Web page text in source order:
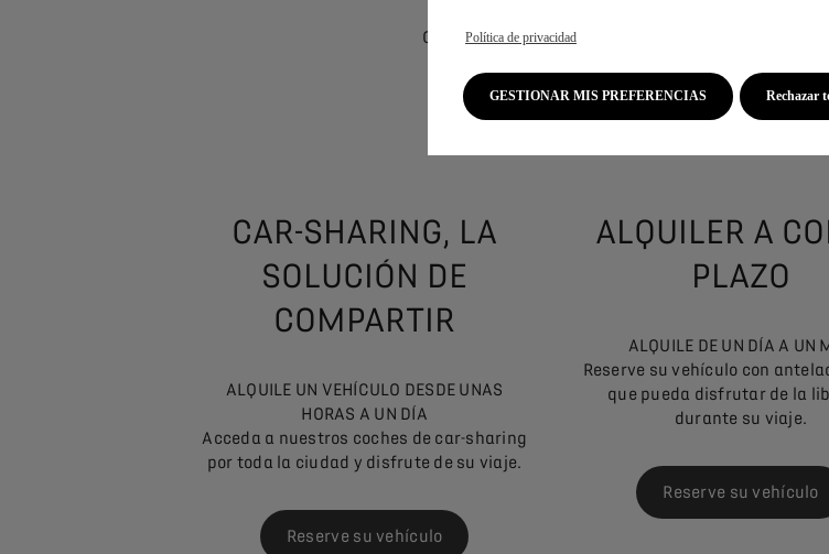
Cada necesidad de viaje está cubierta por la gama
- ALQUILER A CORTO PLAZO: de
- CAR ON DEMAND (ALQUILER CON
CAR-SHARING, LA
SOLUCIÓN DE
COMPARTIR
ALQUILE UN VEHÍCULO DESDE UNAS
HORAS A UN DÍA
Acceda a nuestros coches de car-sharing
por toda la ciudad y disfrute de su viaje.
Reserve su vehículo
ALQUILER A
PLAZO
ALQUILE DE UN DÍA A UN
Reserve su vehículo con
que pueda disfrutar de la
durante su viaje.
Reserve su vehículo
Política de privacidad
GESTIONAR MIS PREFERENCIAS Rechazar